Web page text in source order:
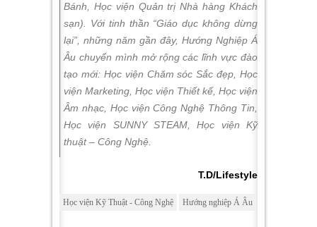
Bánh, Học viện Quản trị Nhà hàng Khách
sạn). Với tinh thần “Giáo dục không dừng
lại”, những năm gần đây, Hướng Nghiệp Á
Âu chuyển mình mở rộng các lĩnh vực đào
tạo mới: Học viện Chăm sóc Sắc đẹp, Học
viện Marketing, Học viện Thiết kế, Học viện
Âm nhạc, Học viện Công Nghệ Thông Tin,
Học viện SUNNY STEAM, Học viện Kỹ
thuật – Công Nghệ.
T.D/Lifestyle
Học viện Kỹ Thuật - Công Nghệ Hướng nghiệp Á Âu